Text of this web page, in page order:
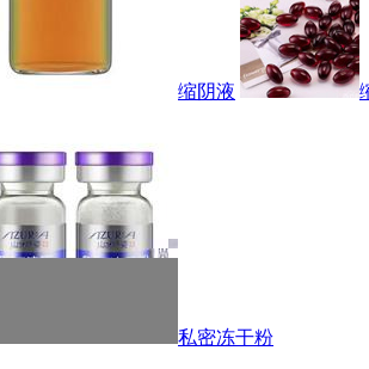
缩阴液
私密冻干粉